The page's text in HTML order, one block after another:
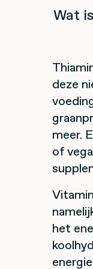
Wat
deze
meer.
of
het